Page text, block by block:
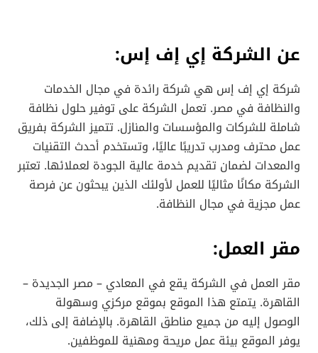
عن الشركة إي إف إس:
شركة إي إف إس هي شركة رائدة في مجال الخدمات
والنظافة في مصر. تعمل الشركة على توفير حلول نظافة
شاملة للشركات والمؤسسات والمنازل. تتميز الشركة بفريق
عمل محترف ومدرب تدريبًا عاليًا، وتستخدم أحدث التقنيات
والمعدات لضمان تقديم خدمة عالية الجودة لعملائها. تعتبر
الشركة مكانًا مثاليًا للعمل لأولئك الذين يبحثون عن فرصة
عمل مجزية في مجال النظافة.
مقر العمل:
مقر العمل في الشركة يقع في المعادي – مصر الجديدة –
القاهرة. يتمتع هذا الموقع بموقع مركزي وسهولة
الوصول إليه من جميع مناطق القاهرة. بالإضافة إلى ذلك،
يوفر الموقع بيئة عمل مريحة ومهنية للموظفين.